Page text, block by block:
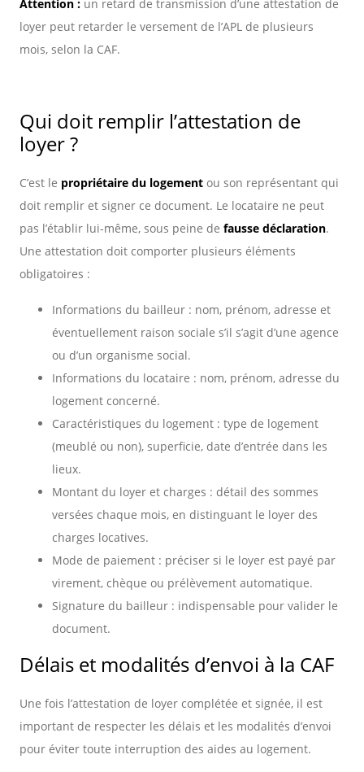
Attention : un retard de transmission d’une attestation de
loyer peut retarder le versement de l’APL de plusieurs
mois, selon la CAF.
Qui doit remplir l’attestation de
loyer ?
C’est le propriétaire du logement ou son représentant qui
doit remplir et signer ce document. Le locataire ne peut
pas l’établir lui-même, sous peine de fausse déclaration.
Une attestation doit comporter plusieurs éléments
obligatoires :
Informations du bailleur : nom, prénom, adresse et
éventuellement raison sociale s’il s’agit d’une agence
ou d’un organisme social.
Informations du locataire : nom, prénom, adresse du
logement concerné.
Caractéristiques du logement : type de logement
(meublé ou non), superficie, date d’entrée dans les
lieux.
Montant du loyer et charges : détail des sommes
versées chaque mois, en distinguant le loyer des
charges locatives.
Mode de paiement : préciser si le loyer est payé par
virement, chèque ou prélèvement automatique.
Signature du bailleur : indispensable pour valider le
document.
Délais et modalités d’envoi à la CAF
Une fois l’attestation de loyer complétée et signée, il est
important de respecter les délais et les modalités d’envoi
pour éviter toute interruption des aides au logement.